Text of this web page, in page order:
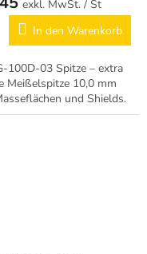
/ St
In den Warenkorb
100D-03 Spitze – extra
Meißelspitze 10,0 mm
und Shields.